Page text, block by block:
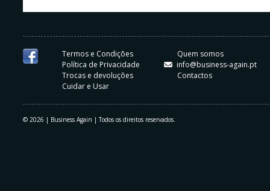
Termos e Condições
Política de Privacidade
Trocas e devoluções
Cuidar e Usar
Quem somos
info@business-again.pt
Contactos
© 2026 | Business Again | Todos os direitos reservados.